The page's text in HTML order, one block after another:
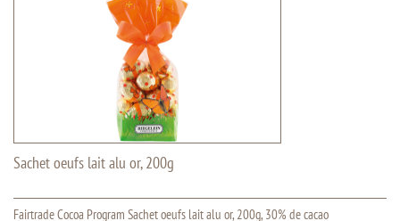
Sachet oeufs lait alu or, 200g
Fairtrade Cocoa Program Sachet oeufs lait alu or, 200g, 30% de cacao